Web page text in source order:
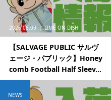
2026.08.09 LIME ON DISH
【SALVAGE PUBLIC サルヴ
ェージ・パブリック】Honey
comb Football Half Sleev...
NEWS